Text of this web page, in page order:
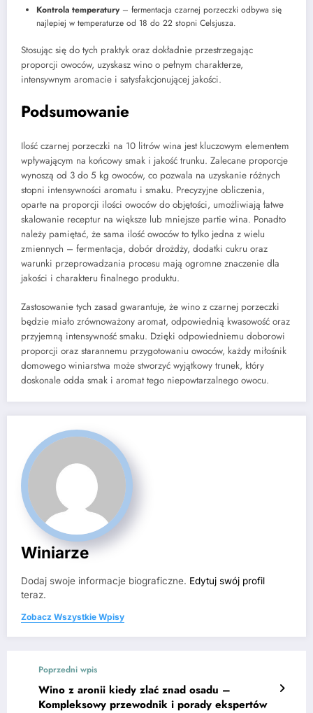
Kontrola temperatury– fermentacja czarnej porzeczki odbywa się
najlepiej w temperaturze od 18 do 22 stopni Celsjusza.
Stosując się do tych praktyk oraz dokładnie przestrzegając
proporcji owoców, uzyskasz wino o pełnym charakterze,
intensywnym aromacie i satysfakcjonującej jakości.
Podsumowanie
Ilość czarnej porzeczki na 10 litrów wina jest kluczowym elementem
wpływającym na końcowy smak i jakość trunku. Zalecane proporcje
wynoszą od 3 do 5 kg owoców, co pozwala na uzyskanie różnych
stopni intensywności aromatu i smaku. Precyzyjne obliczenia,
oparte na proporcji ilości owoców do objętości, umożliwiają łatwe
skalowanie receptur na większe lub mniejsze partie wina. Ponadto
należy pamiętać, że sama ilość owoców to tylko jedna z wielu
zmiennych – fermentacja, dobór drożdży, dodatki cukru oraz
warunki przeprowadzania procesu mają ogromne znaczenie dla
jakości i charakteru finalnego produktu.
Zastosowanie tych zasad gwarantuje, że wino z czarnej porzeczki
będzie miało zrównoważony aromat, odpowiednią kwasowość oraz
przyjemną intensywność smaku. Dzięki odpowiedniemu doborowi
proporcji oraz starannemu przygotowaniu owoców, każdy miłośnik
domowego winiarstwa może stworzyć wyjątkowy trunek, który
doskonale odda smak i aromat tego niepowtarzalnego owocu.
Winiarze
Dodaj swoje informacje biograficzne. Edytuj swój profil
teraz.
Zobacz Wszystkie Wpisy
Poprzedni wpis
Wino z aronii kiedy zlać znad osadu –
Kompleksowy przewodnik i porady ekspertów